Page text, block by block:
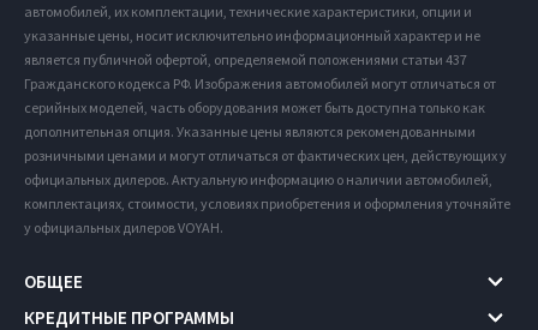
автомобилей, их комплектации, технические характеристики, опции и
указанные цены, носит исключительно информационный характер и не
является публичной офертой, определяемой положениями статьи 437
Гражданского кодекса РФ. Изображения автомобилей могут отличаться от
серийных моделей, часть оборудования может быть доступна только как
дополнительная опция. Указанные цены являются рекомендованными
розничными ценами и могут отличаться от фактических цен, действующих у
официальных дилеров. Актуальную информацию о наличии автомобилей,
комплектациях, стоимости, условиях приобретения и оформления уточняйте
у официальных дилеров VOYAH.
ОБЩЕЕ
КРЕДИТНЫЕ ПРОГРАММЫ